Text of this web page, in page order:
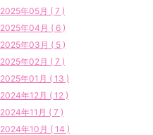
2025年05月 ( 7 )
2025年04月 ( 6 )
2025年03月 ( 5 )
2025年02月 ( 7 )
2025年01月 ( 13 )
2024年12月 ( 12 )
2024年11月 ( 7 )
2024年10月 ( 14 )